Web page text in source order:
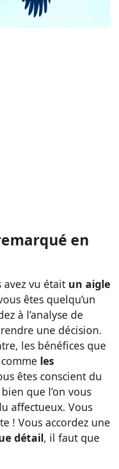
en
vu était un aigle
êtes quelqu’un
à l’analyse de
une décision.
les bénéfices que
les
êtes conscient du
que l’on vous
affectueux. Vous
! Vous accordez une
détail, il faut que